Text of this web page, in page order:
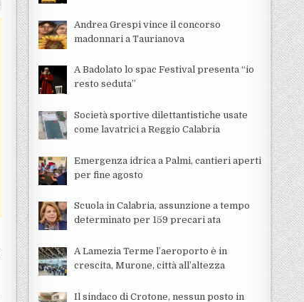
Andrea Grespi vince il concorso
madonnari a Taurianova
A Badolato lo spac Festival presenta “io
resto seduta”
Società sportive dilettantistiche usate
come lavatrici a Reggio Calabria
Emergenza idrica a Palmi, cantieri aperti
per fine agosto
Scuola in Calabria, assunzione a tempo
determinato per 159 precari ata
A Lamezia Terme l’aeroporto è in
crescita, Murone, città all’altezza
Il sindaco di Crotone, nessun posto in